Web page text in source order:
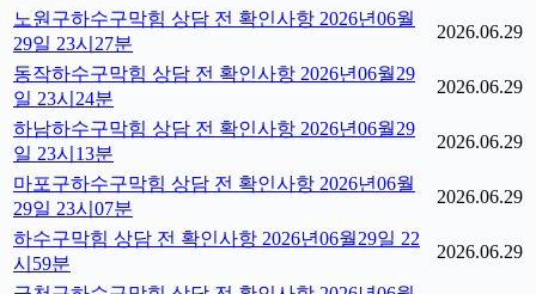
노원구하수구막힘 상담 전 확인사항 2026년06월
29일 23시27분
2026.06.29
동작하수구막힘 상담 전 확인사항 2026년06월29
일 23시24분
2026.06.29
하남하수구막힘 상담 전 확인사항 2026년06월29
일 23시13분
2026.06.29
마포구하수구막힘 상담 전 확인사항 2026년06월
29일 23시07분
2026.06.29
하수구막힘 상담 전 확인사항 2026년06월29일 22
시59분
2026.06.29